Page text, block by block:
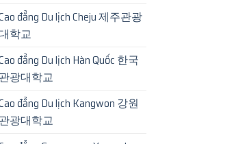
đẳng Du lịch Cheju 제주관광
학교
đẳng Du lịch Hàn Quốc 한국
관광대학교
đẳng Du lịch Kangwon 강원
관광대학교